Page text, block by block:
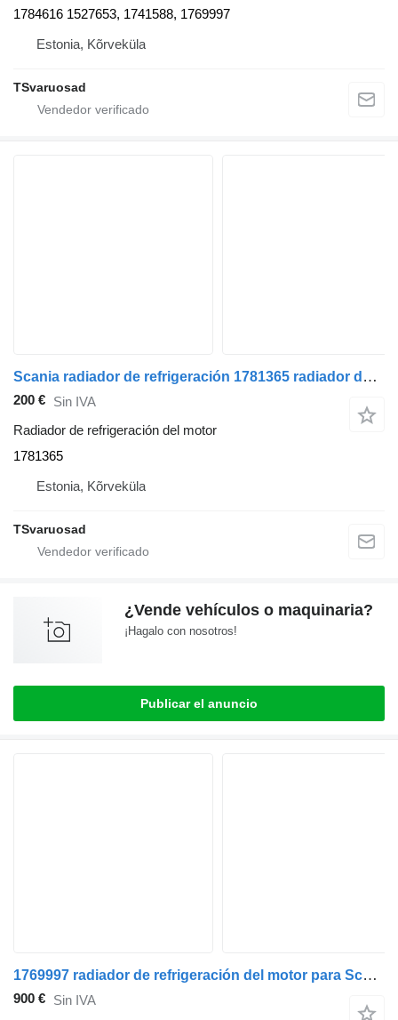
1784616 1527653, 1741588, 1769997
Estonia, Kõrveküla
TSvaruosad
Scania radiador de refrigeración 1781365 radiador de refrigeración del motor para Scania R410 cabeza tractora
200 € Sin IVA
Radiador de refrigeración del motor
1781365
Estonia, Kõrveküla
TSvaruosad
¿Vende vehículos o maquinaria?
¡Hagalo con nosotros!
Publicar el anuncio
1769997 radiador de refrigeración del motor para Scania R560 cabeza tractora
900 € Sin IVA